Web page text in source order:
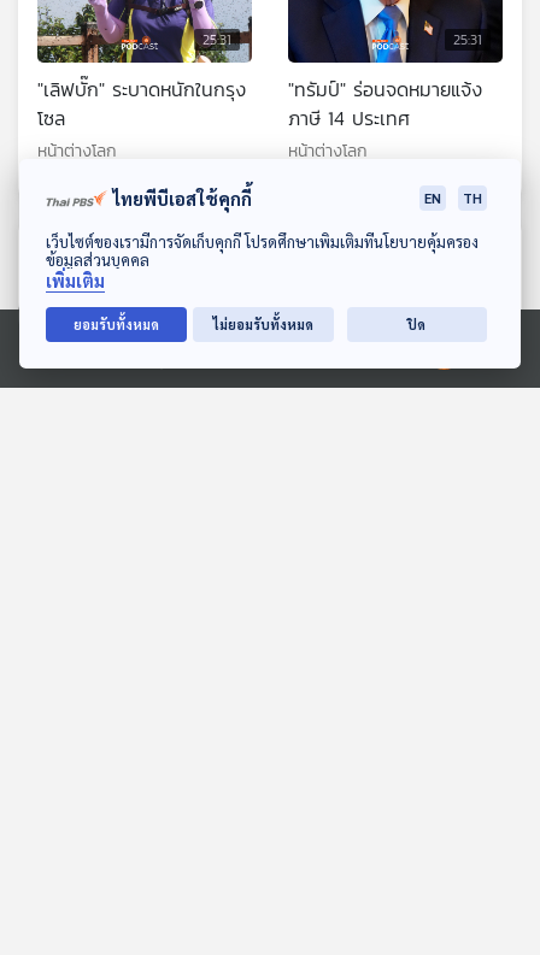
ดาวน์โหลด Thai PBS Podcast Application
Ⓒ 2020 องค์การกระจายเสียงและแพร่ภาพสาธารณะแห่งประเทศไทย
25:31
"เลิฟบั๊ก" ระบาดหนักในกรุง
โซล
หน้าต่างโลก
25:31
"ทรัมป์" ร่อนจดหมายแจ้ง
ภาษี 14 ประเทศ
หน้าต่างโลก
ตอนที่เกี่ยวข้อง
ไทยพีบีเอสใช้คุกกี้ EN TH
เว็บไซต์ของเรามีการจัดเก็บคุกกี้ โปรดศึกษาเพิ่มเติมที่นโยบายคุ้มครอง
ข้อมูลส่วนบุคคล
เพิ่มเติม
ยอมรับทั้งหมด ไม่ยอมรับทั้งหมด ปิด